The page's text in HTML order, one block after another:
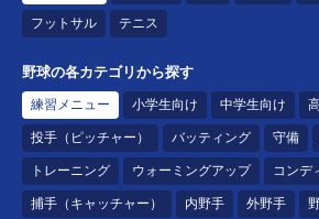
フットサル テニス
野球の各カテゴリから探す
練習メニュー 小学生向け 中学生向け
投手（ピッチャー） バッティング 守備
トレーニング ウォーミングアップ コンデ
捕手（キャッチャー） 内野手 外野手